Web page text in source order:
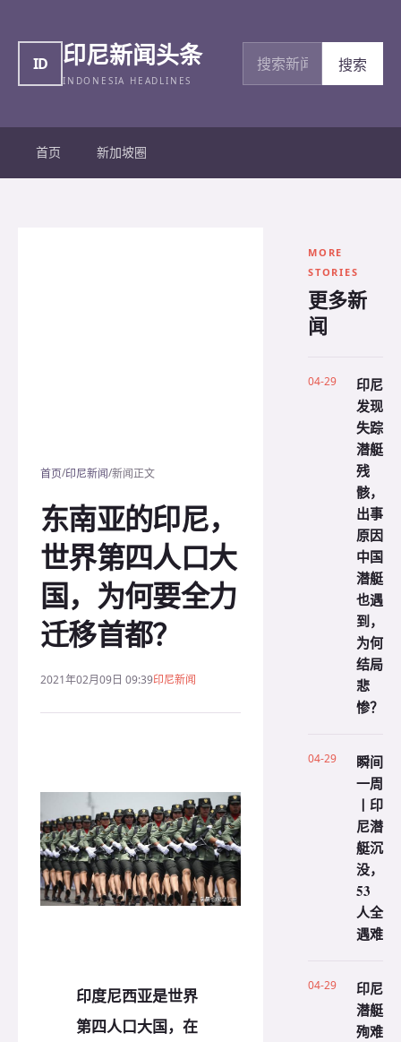
ID 印尼新闻头条
INDONESIA HEADLINES
搜索新闻
搜索
首页 新加坡圈
首页/印尼新闻/新闻正文
东南亚的印尼，
世界第四人口大
国，为何要全力
迁移首都？
2021年02月09日 09:39印尼新闻
印度尼西亚是世界
第四人口大国，在
MORE
STORIES
更多新
闻
04-29
印尼
发现
失踪
潜艇
残
骸，
出事
原因
中国
潜艇
也遇
到，
为何
结局
悲
惨？
04-29
瞬间
一周
丨印
尼潜
艇沉
没，
53
人全
遇难
04-29
印尼
潜艇
殉难